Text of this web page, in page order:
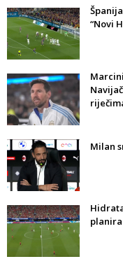
“Novi
Milan